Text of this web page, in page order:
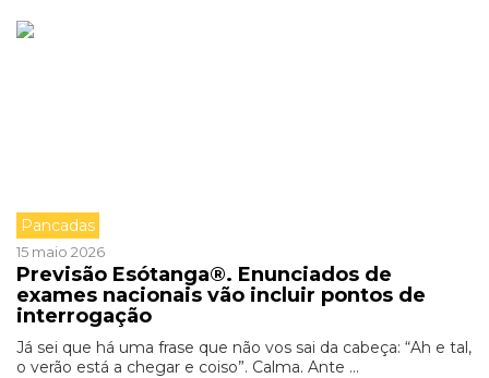
Pancadas
15 maio 2026
Previsão Esótanga®. Enunciados de
exames nacionais vão incluir pontos de
interrogação
Já sei que há uma frase que não vos sai da cabeça: “Ah e tal,
o verão está a chegar e coiso”. Calma. Ante ...